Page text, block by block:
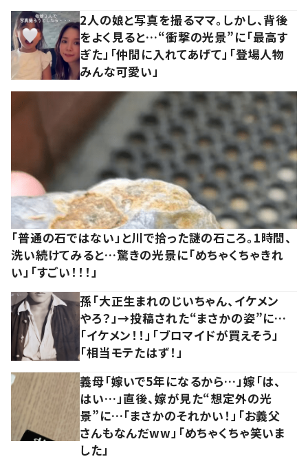
2人の娘と写真を撮るママ。しかし、背後
をよく見ると…“衝撃の光景”に「最高す
ぎた」「仲間に入れてあげて」「登場人物
みんな可愛い」
「普通の石ではない」と川で拾った謎の石ころ。1時間、
洗い続けてみると…驚きの光景に「めちゃくちゃきれ
い」「すごい！！！」
孫「大正生まれのじいちゃん、イケメン
やろ？」→投稿された“まさかの姿”に…
「イケメン！！」「ブロマイドが買えそう」
「相当モテたはず！」
義母「嫁いで5年になるから…」嫁「は、
はい…」直後、嫁が見た“想定外の光
景”に…「まさかのそれかい！」「お義父
さんもなんだww」「めちゃくちゃ笑いま
した」